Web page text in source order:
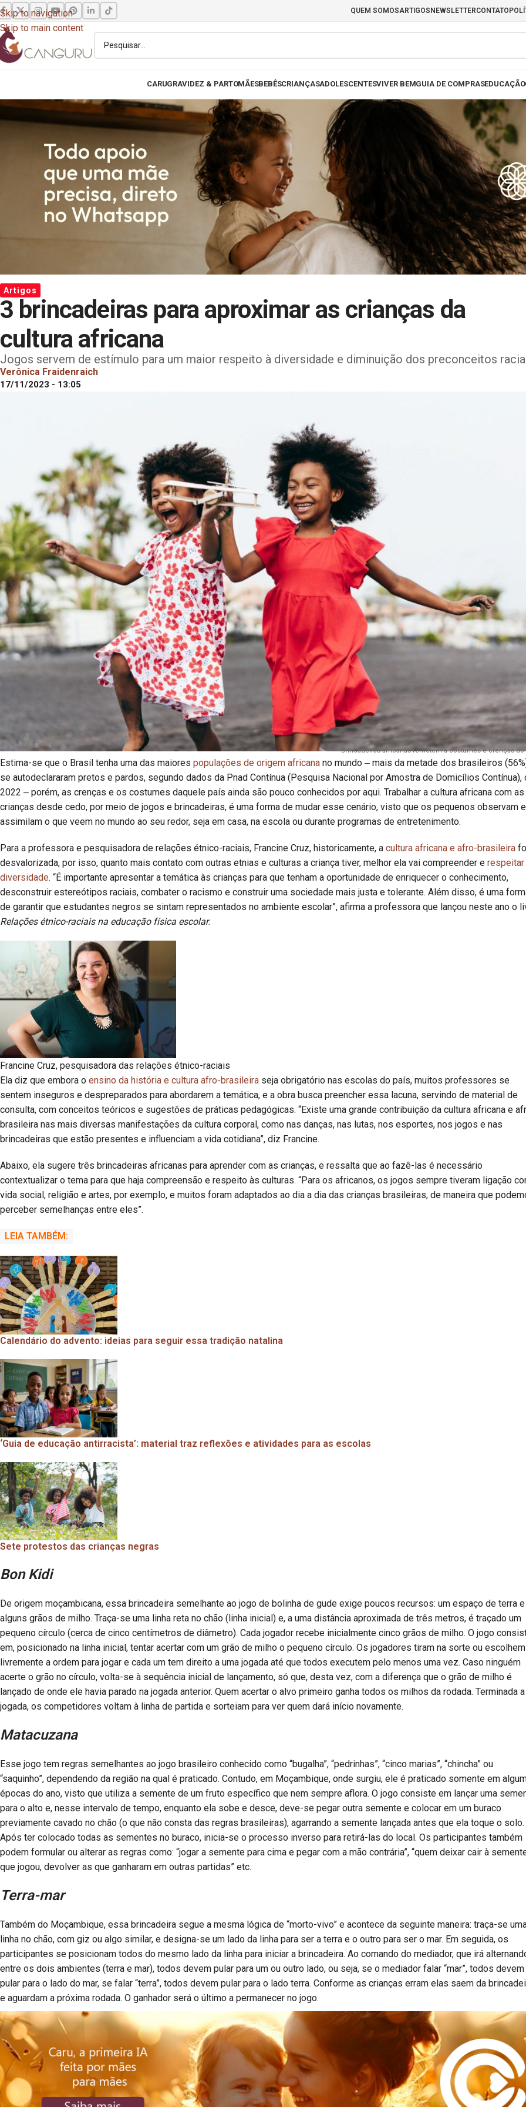
Skip to navigation
Skip to main content
QUEM SOMOSARTIGOS NEWSLETTERCONTATO
CARUGRAVIDEZ & PARTOMÃESBEBÊSCRIANÇASADOLESCENTESVIVER BEMGUIA DE COMPRASEDUCAÇÃO
Artigos
3 brincadeiras para aproximar as crianças da
cultura africana
Jogos servem de estímulo para um maior respeito à diversidade e diminuição dos preconceitos
Verônica Fraidenraich
17/11/2023 - 13:05
Brincadeiras africanas remetem a costumes e crenças do
Estima-se que o Brasil tenha uma das maiores populações de origem africana no mundo ‒ mais da metade dos brasileiros
se autodeclararam pretos e pardos, segundo dados da Pnad Contínua (Pesquisa Nacional por Amostra de Domicílios Contínua),
2022 ‒ porém, as crenças e os costumes daquele país ainda são pouco conhecidos por aqui. Trabalhar a cultura africana com as
crianças desde cedo, por meio de jogos e brincadeiras, é uma forma de mudar esse cenário, visto que os pequenos observam e
assimilam o que veem no mundo ao seu redor, seja em casa, na escola ou durante programas de entretenimento.
Para a professora e pesquisadora de relações étnico-raciais, Francine Cruz, historicamente, a cultura africana e afro-brasileira
desvalorizada, por isso, quanto mais contato com outras etnias e culturas a criança tiver, melhor ela vai compreender e respeitar
diversidade. “É importante apresentar a temática às crianças para que tenham a oportunidade de enriquecer o conhecimento,
desconstruir estereótipos raciais, combater o racismo e construir uma sociedade mais justa e tolerante. Além disso, é uma
de garantir que estudantes negros se sintam representados no ambiente escolar”, afirma a professora que lançou neste ano o
Relações étnico-raciais na educação física escolar.
Francine Cruz, pesquisadora das relações étnico-raciais
Ela diz que embora o ensino da história e cultura afro-brasileira seja obrigatório nas escolas do país, muitos professores se
sentem inseguros e despreparados para abordarem a temática, e a obra busca preencher essa lacuna, servindo de material de
consulta, com conceitos teóricos e sugestões de práticas pedagógicas. “Existe uma grande contribuição da cultura africana e
brasileira nas mais diversas manifestações da cultura corporal, como nas danças, nas lutas, nos esportes, nos jogos e nas
brincadeiras que estão presentes e influenciam a vida cotidiana”, diz Francine.
Abaixo, ela sugere três brincadeiras africanas para aprender com as crianças, e ressalta que ao fazê-las é necessário
contextualizar o tema para que haja compreensão e respeito às culturas. “Para os africanos, os jogos sempre tiveram ligação
vida social, religião e artes, por exemplo, e muitos foram adaptados ao dia a dia das crianças brasileiras, de maneira que
perceber semelhanças entre eles”.
LEIA TAMBÉM:
Calendário do advento: ideias para seguir essa tradição natalina
‘Guia de educação antirracista’: material traz reflexões e atividades para as escolas
Sete protestos das crianças negras
Bon Kidi
De origem moçambicana, essa brincadeira semelhante ao jogo de bolinha de gude exige poucos recursos: um espaço de terra e
alguns grãos de milho. Traça-se uma linha reta no chão (linha inicial) e, a uma distância aproximada de três metros, é traçado um
pequeno círculo (cerca de cinco centímetros de diâmetro). Cada jogador recebe inicialmente cinco grãos de milho. O jogo
em, posicionado na linha inicial, tentar acertar com um grão de milho o pequeno círculo. Os jogadores tiram na sorte ou escolhem
livremente a ordem para jogar e cada um tem direito a uma jogada até que todos executem pelo menos uma vez. Caso ninguém
acerte o grão no círculo, volta-se à sequência inicial de lançamento, só que, desta vez, com a diferença que o grão de milho é
lançado de onde ele havia parado na jogada anterior. Quem acertar o alvo primeiro ganha todos os milhos da rodada. Terminada a
jogada, os competidores voltam à linha de partida e sorteiam para ver quem dará início novamente.
Matacuzana
Esse jogo tem regras semelhantes ao jogo brasileiro conhecido como “bugalha”, “pedrinhas”, “cinco marias”, “chincha” ou
“saquinho”, dependendo da região na qual é praticado. Contudo, em Moçambique, onde surgiu, ele é praticado somente em
épocas do ano, visto que utiliza a semente de um fruto específico que nem sempre aflora. O jogo consiste em lançar uma
para o alto e, nesse intervalo de tempo, enquanto ela sobe e desce, deve-se pegar outra semente e colocar em um buraco
previamente cavado no chão (o que não consta das regras brasileiras), agarrando a semente lançada antes que ela toque o solo.
Após ter colocado todas as sementes no buraco, inicia-se o processo inverso para retirá-las do local. Os participantes também
podem formular ou alterar as regras como: “jogar a semente para cima e pegar com a mão contrária”, “quem deixar cair à
que jogou, devolver as que ganharam em outras partidas” etc.
Terra-mar
Também do Moçambique, essa brincadeira segue a mesma lógica de “morto-vivo” e acontece da seguinte maneira: traça-se
linha no chão, com giz ou algo similar, e designa-se um lado da linha para ser a terra e o outro para ser o mar. Em seguida, os
participantes se posicionam todos do mesmo lado da linha para iniciar a brincadeira. Ao comando do mediador, que irá
entre os dois ambientes (terra e mar), todos devem pular para um ou outro lado, ou seja, se o mediador falar “mar”, todos devem
pular para o lado do mar, se falar “terra”, todos devem pular para o lado terra. Conforme as crianças erram elas saem da
e aguardam a próxima rodada. O ganhador será o último a permanecer no jogo.